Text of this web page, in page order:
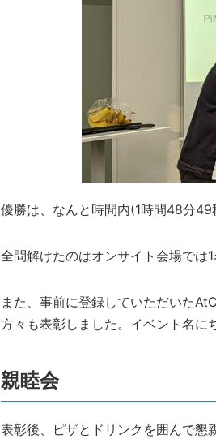
優勝は、なんと時間内(1時間48分49
全問解けたのはオンサイト会場では
また、事前に登録していただいた
方々も表彰しました。イベント名に
親睦会
表彰後、ピザとドリンクを囲んで懇